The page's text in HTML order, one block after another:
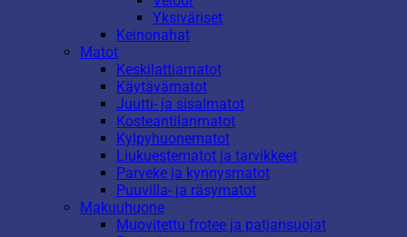
Yksiväriset
Keinonahat
Matot
Keskilattiamatot
Käytävämatot
Juutti- ja sisalmatot
Kosteantilanmatot
Kylpyhuonematot
Liukuestematot ja tarvikkeet
Parveke ja kynnysmatot
Puuvilla- ja räsymatot
Makuuhuone
Muovitettu frotee ja patjansuojat